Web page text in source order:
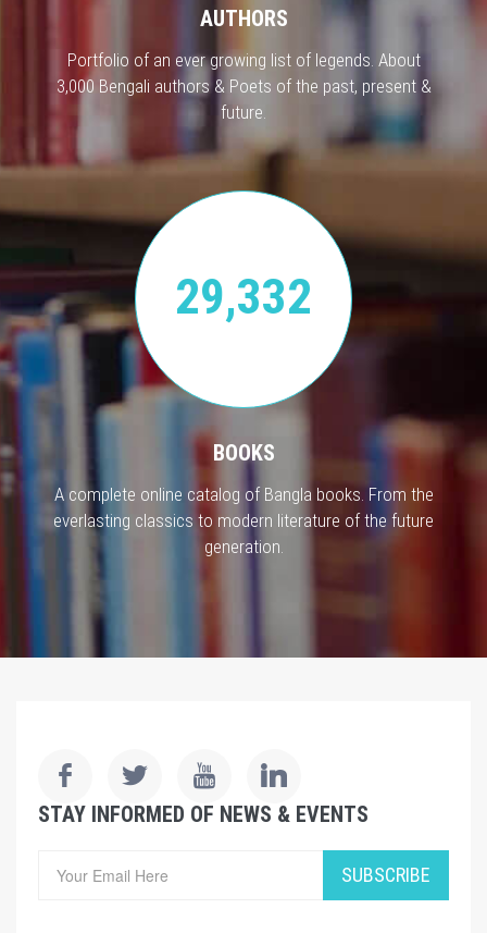
AUTHORS
Portfolio of an ever growing list of legends. About
3,000 Bengali authors & Poets of the past, present &
future.
29,332
BOOKS
A complete online catalog of Bangla books. From the
everlasting classics to modern literature of the future
generation.
STAY INFORMED OF NEWS & EVENTS
SUBSCRIBE